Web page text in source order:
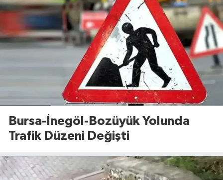
Bursa-İnegöl-Bozüyük Yolunda
Trafik Düzeni Değişti